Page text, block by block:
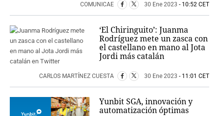
COMUNICAE 30 Ene 2023 - 10:52 CET
‘El Chiringuito’: Juanma
Rodríguez mete un zasca con
el castellano en mano al Jota
Jordi más catalán
CARLOS MARTÍNEZ CUESTA 30 Ene 2023 - 11:01 CET
Yunbit SGA, innovación y
automatización óptimas